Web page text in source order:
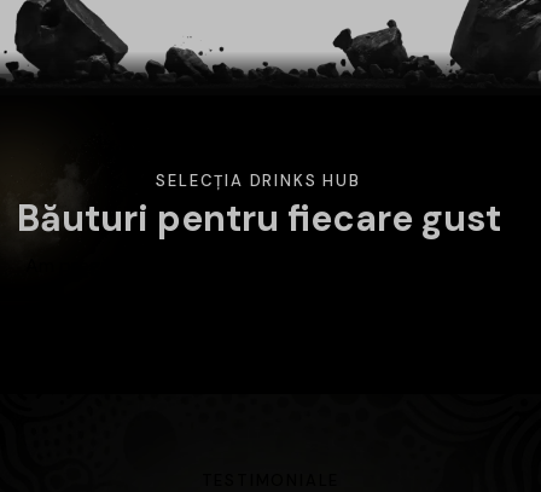
SELECȚIA DRINKS HUB
Băuturi pentru fiecare gust